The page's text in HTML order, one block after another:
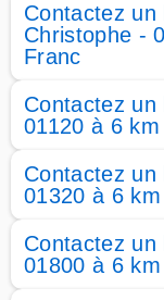
Contactez un
Christophe -
Franc
Contactez un
01120 à 6
Contactez un
01320 à 6
Contactez un
01800 à 6